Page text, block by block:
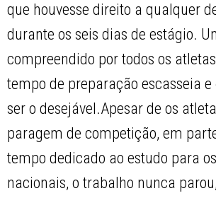
que houvesse direito a qualquer
durante os seis dias de estágio.
compreendido por todos os
tempo de preparação escasseia e
ser o desejável.Apesar de os
paragem de competição, em
tempo dedicado ao estudo para
nacionais, o trabalho nunca